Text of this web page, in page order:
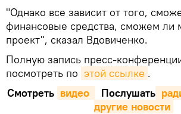
"Однако все зависит от того,
финансовые средства, сможем ли
проект", сказал Вдовиченко.
Полную запись пресс-
посмотреть по этой ссылке .
Смотреть видео Послушать
другие новости